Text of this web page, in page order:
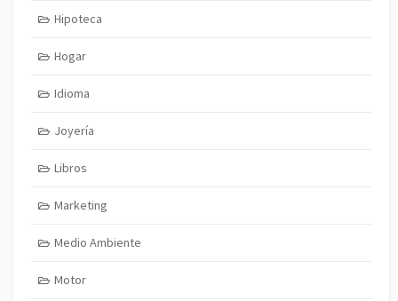
Hipoteca
Hogar
Idioma
Joyería
Libros
Marketing
Medio Ambiente
Motor